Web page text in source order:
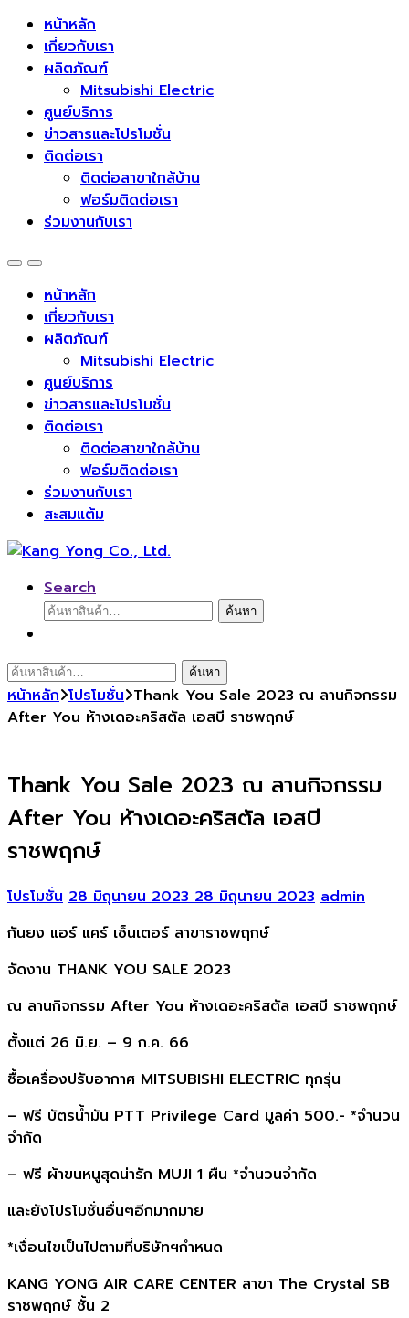
หน้าหลัก
เกี่ยวกับเรา
ผลิตภัณฑ์
Mitsubishi Electric
ศูนย์บริการ
ข่าวสารและโปรโมชั่น
ติดต่อเรา
ติดต่อสาขาใกล้บ้าน
ฟอร์มติดต่อเรา
ร่วมงานกับเรา
หน้าหลัก
เกี่ยวกับเรา
ผลิตภัณฑ์
Mitsubishi Electric
ศูนย์บริการ
ข่าวสารและโปรโมชั่น
ติดต่อเรา
ติดต่อสาขาใกล้บ้าน
ฟอร์มติดต่อเรา
ร่วมงานกับเรา
สะสมแต้ม
Search
ค้นหา:
ค้นหา
ค้นหา: ค้นหา
หน้าหลัก โปรโมชั่น Thank You Sale 2023 ณ ลานกิจกรรม
After You ห้างเดอะคริสตัล เอสบี ราชพฤกษ์
Thank You Sale 2023 ณ ลานกิจกรรม
After You ห้างเดอะคริสตัล เอสบี
ราชพฤกษ์
โปรโมชั่น 28 มิถุนายน 2023 28 มิถุนายน 2023 admin
กันยง แอร์ แคร์ เซ็นเตอร์ สาขาราชพฤกษ์
จัดงาน THANK YOU SALE 2023
ณ ลานกิจกรรม After You ห้างเดอะคริสตัล เอสบี ราชพฤกษ์
ตั้งแต่ 26 มิ.ย. – 9 ก.ค. 66
ซื้อเครื่องปรับอากาศ MITSUBISHI ELECTRIC ทุกรุ่น
– ฟรี บัตรน้ำมัน PTT Privilege Card มูลค่า 500.- *จำนวน
จำกัด
– ฟรี ผ้าขนหนูสุดน่ารัก MUJI 1 ผืน *จำนวนจำกัด
และยังโปรโมชั่นอื่นๆอีกมากมาย
*เงื่อนไขเป็นไปตามที่บริษัทฯกำหนด
KANG YONG AIR CARE CENTER สาขา The Crystal SB
ราชพฤกษ์ ชั้น 2